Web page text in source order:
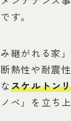
す。
継がれる家
熱性や耐震
スケルトン
ノベ」を立ち